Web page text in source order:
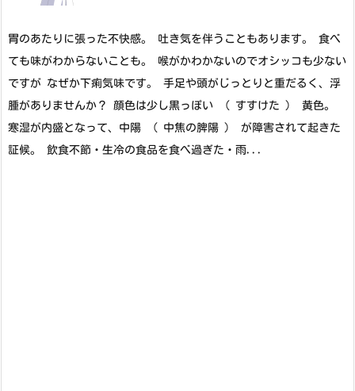
胃のあたりに張った不快感。 吐き気を伴うこともあります。 食べ
ても味がわからないことも。 喉がかわかないのでオシッコも少ない
ですが なぜか下痢気味です。 手足や頭がじっとりと重だるく、浮
腫がありませんか？ 顔色は少し黒っぽい （ すすけた ） 黄色。
寒湿が内盛となって、中陽 ( 中焦の脾陽 ) が障害されて起きた
証候。 飲食不節・生冷の食品を食べ過ぎた・雨...